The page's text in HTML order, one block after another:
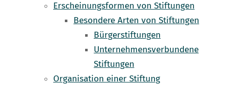
Erscheinungsformen von Stiftungen
Besondere Arten von Stiftungen
Bürgerstiftungen
Unternehmensverbundene
Stiftungen
Organisation einer Stiftung